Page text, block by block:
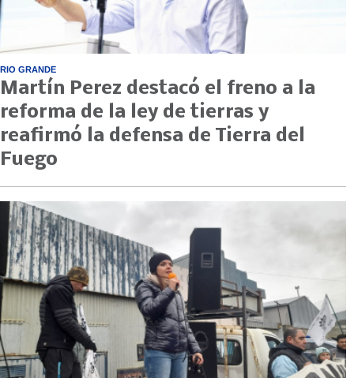
RIO GRANDE
Martín Perez destacó el freno a la
reforma de la ley de tierras y
reafirmó la defensa de Tierra del
Fuego